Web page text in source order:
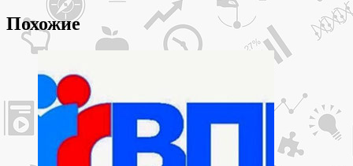
2020
Похожие